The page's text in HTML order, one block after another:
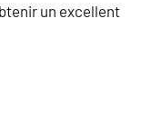
un excellent